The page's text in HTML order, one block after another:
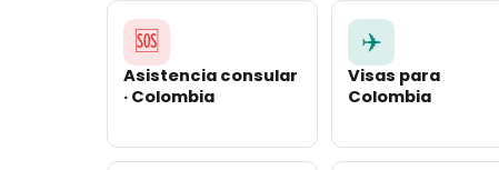
🆘
Asistencia consular
· Colombia
✈️
Visas para
Colombia